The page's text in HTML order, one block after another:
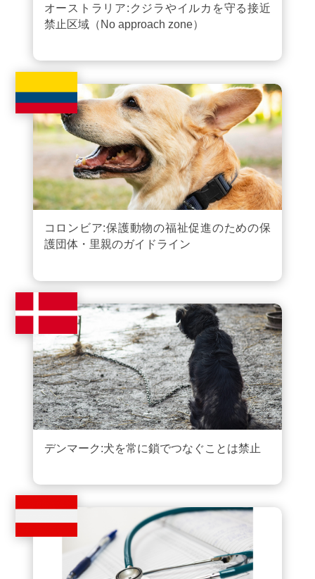
オーストラリア:クジラやイルカを守る接近
禁止区域（No approach zone）
コロンビア:保護動物の福祉促進のための保
護団体・里親のガイドライン
デンマーク:犬を常に鎖でつなぐことは禁止